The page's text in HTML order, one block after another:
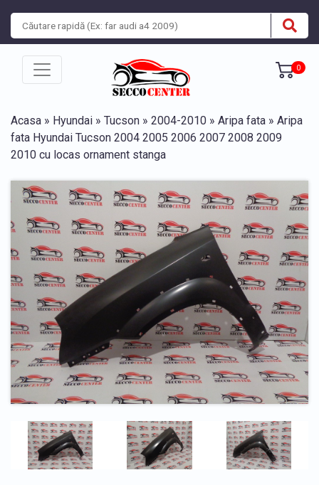
0
Acasa » Hyundai » Tucson » 2004-2010 » Aripa fata » Aripa
fata Hyundai Tucson 2004 2005 2006 2007 2008 2009
2010 cu locas ornament stanga